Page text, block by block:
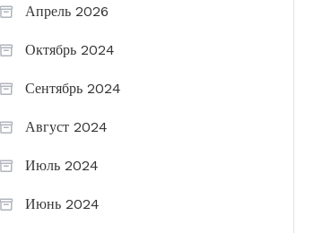
Апрель 2026
Октябрь 2024
Сентябрь 2024
Август 2024
Июль 2024
Июнь 2024